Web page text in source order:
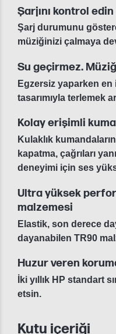
Şarjını kontrol edin
Şarj durumunu
müziğinizi çalmaya
Su geçirmez.
Egzersiz yaparken
tasarımıyla terlemek
Kolay erişimli
Kulaklık
kapatma, çağrıları
deneyimi için ses
Ultra yüksek
malzemesi
Elastik, son derece
dayanabilen TR90
Huzur veren
İki yıllık HP standart
etsin.
Kutu içeriği